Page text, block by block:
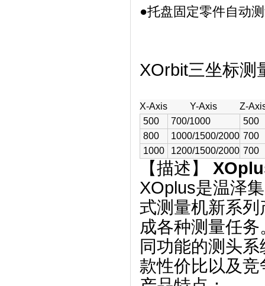
●托盘固定零件自动
XOrbit三坐标测
X-Axis Y-Axis
Z-
500
700/1000
500
800
1000/1500/2000 700
1000
1200/1500/2000 700
【描述】
XOplus是温泽
式测量机新系
成各种测量任
同功能的测头
款性价比以及